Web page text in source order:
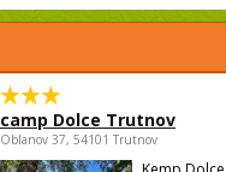
camp Dolce Trutnov
Oblanov 37, 54101 Trutnov